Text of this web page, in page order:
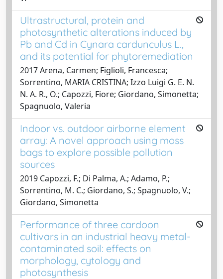
Ultrastructural, protein and
photosynthetic alterations induced by
Pb and Cd in Cynara cardunculus L.,
and its potential for phytoremediation
2017 Arena, Carmen; Figlioli, Francesca;
Sorrentino, MARIA CRISTINA; Izzo Luigi G. E. N.
N. A. R., O.; Capozzi, Fiore; Giordano, Simonetta;
Spagnuolo, Valeria
Indoor vs. outdoor airborne element
array: A novel approach using moss
bags to explore possible pollution
sources
2019 Capozzi, F.; Di Palma, A.; Adamo, P.;
Sorrentino, M. C.; Giordano, S.; Spagnuolo, V.;
Giordano, Simonetta
Performance of three cardoon
cultivars in an industrial heavy metal-
contaminated soil: effects on
morphology, cytology and
photosynthesis